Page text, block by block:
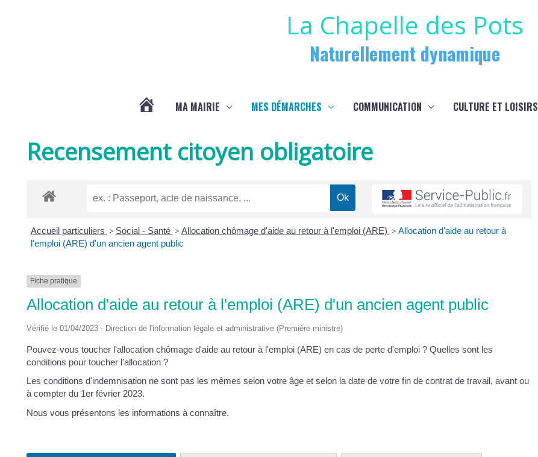
La Chapelle des Pots
Naturellement dynamique
DE
LA
CHAPELLE
MA MAIRIE MES DÉMARCHES COMMUNICATION CULTURE ET LOISIRS
Recensement citoyen obligatoire
Accueil particuliers > Social - Santé > Allocation chômage d'aide au retour à l'emploi (ARE) > Allocation d'aide au retour à
l'emploi (ARE) d'un ancien agent public
Fiche pratique
Allocation d'aide au retour à l'emploi (ARE) d'un ancien agent public
Vérifié le 01/04/2023 - Direction de l'information légale et administrative (Première ministre)
Pouvez-vous toucher l'allocation chômage d'aide au retour à l'emploi (ARE) en cas de perte d'emploi ? Quelles sont les
conditions pour toucher l'allocation ?
Les conditions d'indemnisation ne sont pas les mêmes selon votre âge et selon la date de votre fin de contrat de travail, avant ou
à compter du 1er février 2023.
Nous vous présentons les informations à connaître.